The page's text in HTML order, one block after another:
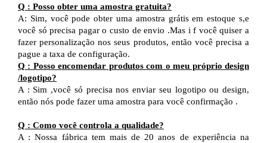
Q : Posso obter uma amostra gratuita?
A: Sim, você pode obter uma amostra grátis em estoques,e
você só precisa pagar o custo de envio .Mas if você quisera
fazerpersonalização nos seus produtos, então você precisa a
pague a taxa de configuração.
Q : Posso encomendar produtos com o meu próprio design
/logotipo?
A : Sim ,você só precisa nos enviar seu logotipoou design,
então nós pode fazer uma amostra para você confirmação .
Q : Como você controla a qualidade?
A :Nossa fábrica tem mais de 20 anos de experiência na